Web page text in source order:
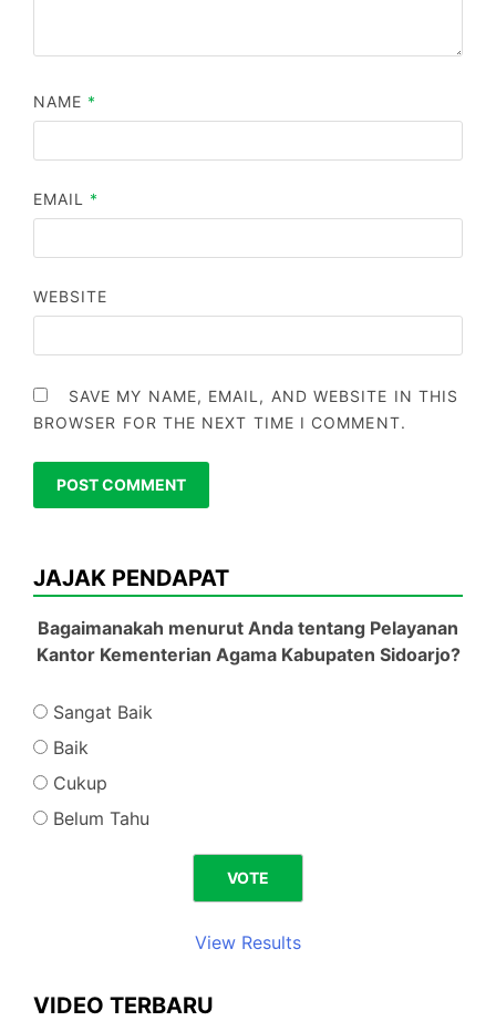
NAME *
EMAIL *
WEBSITE
SAVE MY NAME, EMAIL, AND WEBSITE IN THIS
BROWSER FOR THE NEXT TIME I COMMENT.
JAJAK PENDAPAT
Bagaimanakah menurut Anda tentang Pelayanan
Kantor Kementerian Agama Kabupaten Sidoarjo?
Sangat Baik
Baik
Cukup
Belum Tahu
View Results
VIDEO TERBARU